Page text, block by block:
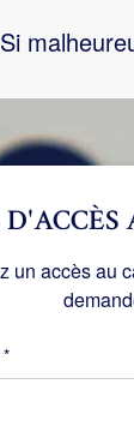
Si
D'ACCÈS
un accès au
*Obligatoire